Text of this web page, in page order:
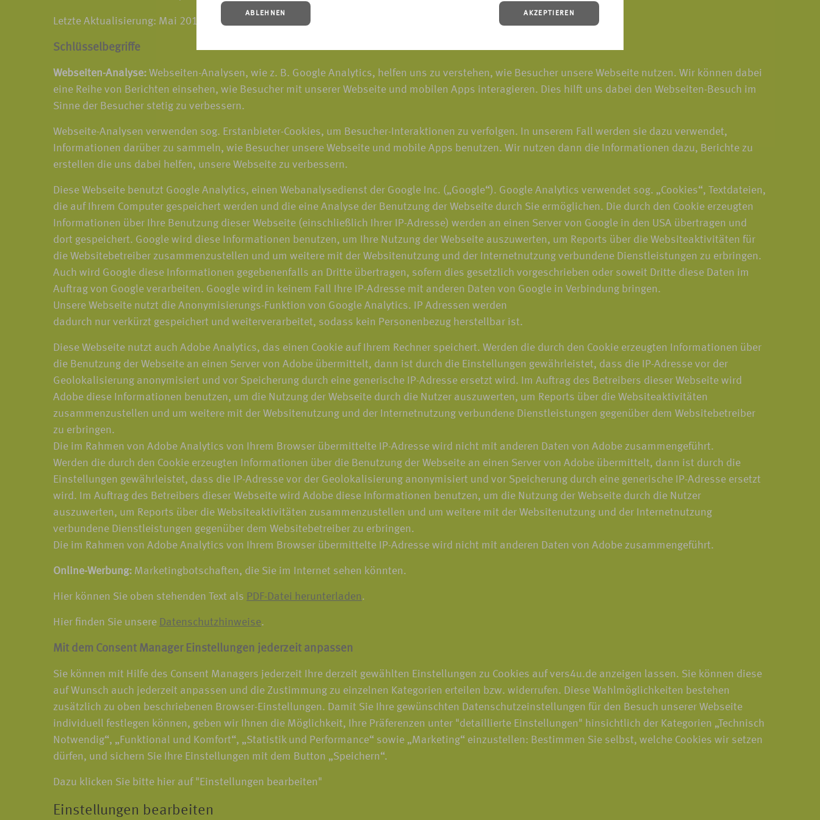
ABLEHNEN AKZEPTIEREN
Letzte Aktualisierung: Mai 2018
Schlüsselbegriffe
Webseiten-Analyse: Webseiten-Analysen, wie z. B. Google Analytics, helfen uns zu verstehen, wie Besucher unsere Webseite nutzen. Wir können dabei
eine Reihe von Berichten einsehen, wie Besucher mit unserer Webseite und mobilen Apps interagieren. Dies hilft uns dabei den Webseiten-Besuch im
Sinne der Besucher stetig zu verbessern.
Webseite-Analysen verwenden sog. Erstanbieter-Cookies, um Besucher-Interaktionen zu verfolgen. In unserem Fall werden sie dazu verwendet,
Informationen darüber zu sammeln, wie Besucher unsere Webseite und mobile Apps benutzen. Wir nutzen dann die Informationen dazu, Berichte zu
erstellen die uns dabei helfen, unsere Webseite zu verbessern.
Diese Webseite benutzt Google Analytics, einen Webanalysedienst der Google Inc. („Google“). Google Analytics verwendet sog. „Cookies“, Textdateien,
die auf Ihrem Computer gespeichert werden und die eine Analyse der Benutzung der Webseite durch Sie ermöglichen. Die durch den Cookie erzeugten
Informationen über Ihre Benutzung dieser Webseite (einschließlich Ihrer IP-Adresse) werden an einen Server von Google in den USA übertragen und
dort gespeichert. Google wird diese Informationen benutzen, um Ihre Nutzung der Webseite auszuwerten, um Reports über die Websiteaktivitäten für
die Websitebetreiber zusammenzustellen und um weitere mit der Websitenutzung und der Internetnutzung verbundene Dienstleistungen zu erbringen.
Auch wird Google diese Informationen gegebenenfalls an Dritte übertragen, sofern dies gesetzlich vorgeschrieben oder soweit Dritte diese Daten im
Auftrag von Google verarbeiten. Google wird in keinem Fall Ihre IP-Adresse mit anderen Daten von Google in Verbindung bringen.
Unsere Webseite nutzt die Anonymisierungs-Funktion von Google Analytics. IP Adressen werden
dadurch nur verkürzt gespeichert und weiterverarbeitet, sodass kein Personenbezug herstellbar ist.
Diese Webseite nutzt auch Adobe Analytics, das einen Cookie auf Ihrem Rechner speichert. Werden die durch den Cookie erzeugten Informationen über
die Benutzung der Webseite an einen Server von Adobe übermittelt, dann ist durch die Einstellungen gewährleistet, dass die IP-Adresse vor der
Geolokalisierung anonymisiert und vor Speicherung durch eine generische IP-Adresse ersetzt wird. Im Auftrag des Betreibers dieser Webseite wird
Adobe diese Informationen benutzen, um die Nutzung der Webseite durch die Nutzer auszuwerten, um Reports über die Websiteaktivitäten
zusammenzustellen und um weitere mit der Websitenutzung und der Internetnutzung verbundene Dienstleistungen gegenüber dem Websitebetreiber
zu erbringen.
Die im Rahmen von Adobe Analytics von Ihrem Browser übermittelte IP-Adresse wird nicht mit anderen Daten von Adobe zusammengeführt.
Werden die durch den Cookie erzeugten Informationen über die Benutzung der Webseite an einen Server von Adobe übermittelt, dann ist durch die
Einstellungen gewährleistet, dass die IP-Adresse vor der Geolokalisierung anonymisiert und vor Speicherung durch eine generische IP-Adresse ersetzt
wird. Im Auftrag des Betreibers dieser Webseite wird Adobe diese Informationen benutzen, um die Nutzung der Webseite durch die Nutzer
auszuwerten, um Reports über die Websiteaktivitäten zusammenzustellen und um weitere mit der Websitenutzung und der Internetnutzung
verbundene Dienstleistungen gegenüber dem Websitebetreiber zu erbringen.
Die im Rahmen von Adobe Analytics von Ihrem Browser übermittelte IP-Adresse wird nicht mit anderen Daten von Adobe zusammengeführt.
Online-Werbung: Marketingbotschaften, die Sie im Internet sehen könnten.
Hier können Sie oben stehenden Text als PDF-Datei herunterladen.
Hier finden Sie unsere Datenschutzhinweise.
Mit dem Consent Manager Einstellungen jederzeit anpassen
Sie können mit Hilfe des Consent Managers jederzeit Ihre derzeit gewählten Einstellungen zu Cookies auf vers4u.de anzeigen lassen. Sie können diese
auf Wunsch auch jederzeit anpassen und die Zustimmung zu einzelnen Kategorien erteilen bzw. widerrufen. Diese Wahlmöglichkeiten bestehen
zusätzlich zu oben beschriebenen Browser-Einstellungen. Damit Sie Ihre gewünschten Datenschutzeinstellungen für den Besuch unserer Webseite
individuell festlegen können, geben wir Ihnen die Möglichkeit, Ihre Präferenzen unter "detaillierte Einstellungen" hinsichtlich der Kategorien „Technisch
Notwendig“, „Funktional und Komfort“, „Statistik und Performance“ sowie „Marketing“ einzustellen: Bestimmen Sie selbst, welche Cookies wir setzen
dürfen, und sichern Sie Ihre Einstellungen mit dem Button „Speichern“.
Dazu klicken Sie bitte hier auf "Einstellungen bearbeiten"
Einstellungen bearbeiten